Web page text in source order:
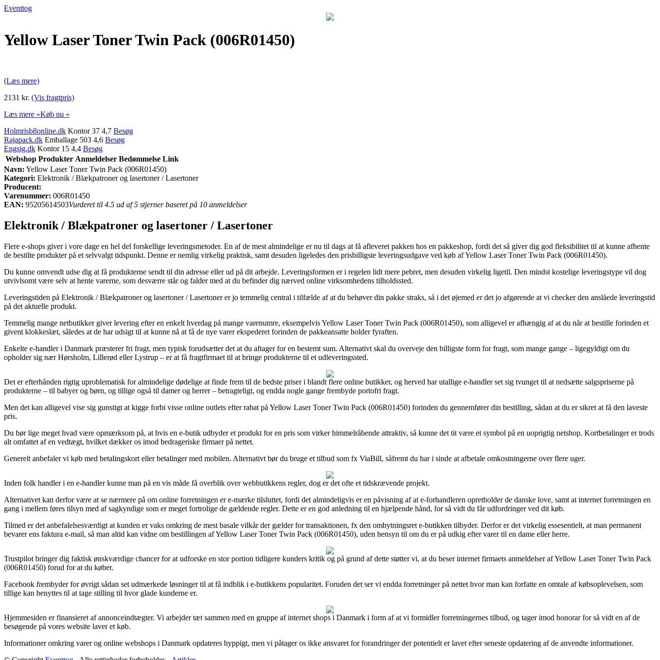
Eventtog
Yellow Laser Toner Twin Pack (006R01450)
(Læs mere)
2131 kr. (Vis fragtpris)
Læs mere »Køb nu »
Holmrisb8online.dk Kontor 37 4,7 Besøg
Rajapack.dk Emballage 503 4,6 Besøg
Engsig.dk Kontor 15 4,4 Besøg
Webshop Produkter Anmeldelser Bedømmelse Link
Navn: Yellow Laser Toner Twin Pack (006R01450)
Kategori: Elektronik / Blækpatroner og lasertoner / Lasertoner
Producent:
Varenummer: 006R01450
EAN: 95205614503Vurderet til 4.5 ud af 5 stjerner baseret på 10 anmeldelser
Elektronik / Blækpatroner og lasertoner / Lasertoner
Flere e-shops giver i vore dage en hel del forskellige leveringsmetoder. En af de mest almindelige er nu til dags at få afleveret pakken hos en pakkeshop, fordi det så giver dig god fleksibilitet til at kunne afhente
de bestilte produkter på et selvvalgt tidspunkt. Denne er nemlig virkelig praktisk, samt desuden ligeledes den prisbilligste leveringsudgave ved køb af Yellow Laser Toner Twin Pack (006R01450).
Du kunne omvendt udse dig at få produkterne sendt til din adresse eller ud på dit arbejde. Leveringsformen er i regelen lidt mere pebret, men desuden virkelig ligetil. Den mindst kostelige leveringstype vil dog
utvivlsomt være selv at hente varerne, som desværre står og falder med at du befinder dig nærved online virksomhedens tilholdssted.
Leveringstiden på Elektronik / Blækpatroner og lasertoner / Lasertoner er jo temmelig central i tilfælde af at du behøver din pakke straks, så i det øjemed er det jo afgørende at vi checker den anslåede leveringstid
på det aktuelle produkt.
Temmelig mange netbutikker giver levering efter en enkelt hverdag på mange varenumre, eksempelvis Yellow Laser Toner Twin Pack (006R01450), som alligevel er afhængig af at du når at bestille forinden et
givent klokkeslæt, således at de har udsigt til at kunne nå at få de nye varer ekspederet forinden de pakkeansatte holder fyraften.
Enkelte e-handler i Danmark præsterer fri fragt, men typisk forudsætter det at du aftager for en bestemt sum. Alternativt skal du overveje den billigste form for fragt, som mange gange – ligegyldigt om du
opholder sig nær Hørsholm, Lillerød eller Lystrup – er at få fragtfirmaet til at bringe produkterne til et udleveringssted.
Det er efterhånden rigtig uproblematisk for almindelige dødelige at finde frem til de bedste priser i blandt flere online butikker, og herved har utallige e-handler set sig tvunget til at nedsætte salgspriserne på
produkterne – til babyer og børn, og tillige også til damer og herrer – betragteligt, og endda nogle gange frembyde portofri fragt.
Men det kan alligevel vise sig gunstigt at kigge forbi visse online outlets efter rabat på Yellow Laser Toner Twin Pack (006R01450) forinden du gennemfører din bestilling, sådan at du er sikret at få den laveste
pris.
Du bør lige meget hvad være opmærksom på, at hvis en e-butik udbyder et produkt for en pris som virker himmelråbende attraktiv, så kunne det tit være et symbol på en uoprigtig netshop. Kortbetalinger er trods
alt omfattet af en vedtægt, hvilket dækker os imod bedrageriske firmaer på nettet.
Generelt anbefaler vi køb med betalingskort eller betalinger med mobilen. Alternativt bør du bruge et tilbud som fx ViaBill, såfremt du har i sinde at afbetale omkostningerne over flere uger.
Inden folk handler i en e-handler kunne man på en vis måde få overblik over webbutikkens regler, dog er det ofte et tidskrævende projekt.
Alternativet kan derfor være at se nærmere på om online forretningen er e-mærke tilsluttet, fordi det almindeligvis er en påvisning af at e-forhandleren opretholder de danske love, samt at internet forretningen en
gang i mellem føres tilsyn med af sagkyndige som er meget fortrolige de gældende regler. Dette er en god anledning til en hjælpende hånd, for så vidt du får udfordringer ved dit køb.
Tilmed er det anbefalelsesværdigt at kunden er vaks omkring de mest basale vilkår der gælder for transaktionen, fx den ombytningsret e-butikken tilbyder. Derfor er det virkelig essesentielt, at man permanent
bevarer ens faktura e-mail, så man altid kan vidne om bestillingen af Yellow Laser Toner Twin Pack (006R01450), uden hensyn til om du er på udkig efter varer til en dame eller herre.
Trustpilot bringer dig faktisk ønskværdige chancer for at udforske en stor portion tidligere kunders kritik og på grund af dette støtter vi, at du beser internet firmaets anmeldelser af Yellow Laser Toner Twin Pack
(006R01450) forud for at du køber.
Facebook frembyder for øvrigt sådan set udmærkede løsninger til at få indblik i e-butikkens popularitet. Foruden det ser vi endda forretninger på nettet hvor man kan forfatte en omtale af købsoplevelsen, som
tillige kan benyttes til at tage stilling til hvor glade kunderne er.
Hjemmesiden er finansieret af annonceindtægter. Vi arbejder tæt sammen med en gruppe af internet shops i Danmark i form af at vi formidler forretningernes tilbud, og tager imod honorar for så vidt en af de
besøgende på vores website laver et køb.
Informationer omkring varer og online webshops i Danmark opdateres hyppigt, men vi påtager os ikke ansvaret for forandringer der potentielt er lavet efter seneste opdatering af de anvendte informationer.